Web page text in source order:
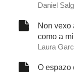
Daniel
Non vexo
como a
Laura
O espazo